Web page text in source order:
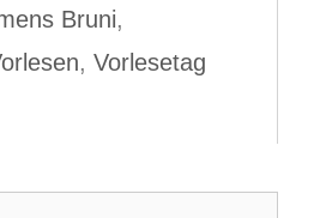
Bruni,
, Vorlesetag